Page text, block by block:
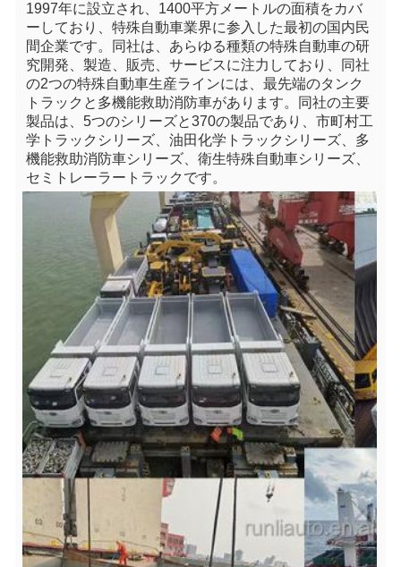
1997年に設立され、1400平方メートルの面積をカバ
ーしており、特殊自動車業界に参入した最初の国内民
間企業です。同社は、あらゆる種類の特殊自動車の研
究開発、製造、販売、サービスに注力しており、同社
の2つの特殊自動車生産ラインには、最先端のタンク
トラックと多機能救助消防車があります。同社の主要
製品は、5つのシリーズと370の製品であり、市町村工
学トラックシリーズ、油田化学トラックシリーズ、多
機能救助消防車シリーズ、衛生特殊自動車シリーズ、
セミトレーラートラックです。